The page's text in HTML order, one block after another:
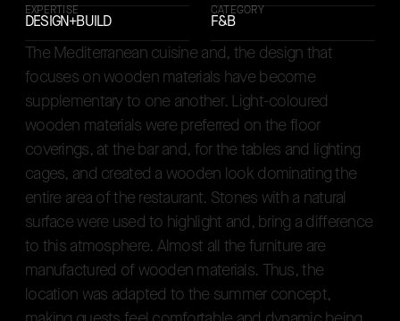
EXPERTISE
DESIGN+BUILD
CATEGORY
F&B
The Mediterranean cuisine and, the design that
focuses on wooden materias have become
suppementary to one another. Light-co oured
wooden materials were preferred on the f oor
coverings, at the bar and, for the tab es and ighting
cages, and created a wooden ook dominating the
entire area of the restaurant. Stones with a natura
surface were used to highight and , bring a difference
to this atmosphere. Almost al the furniture are
manufactured of wooden materia s. Thus, the
ocation was adapted to the summer concept,